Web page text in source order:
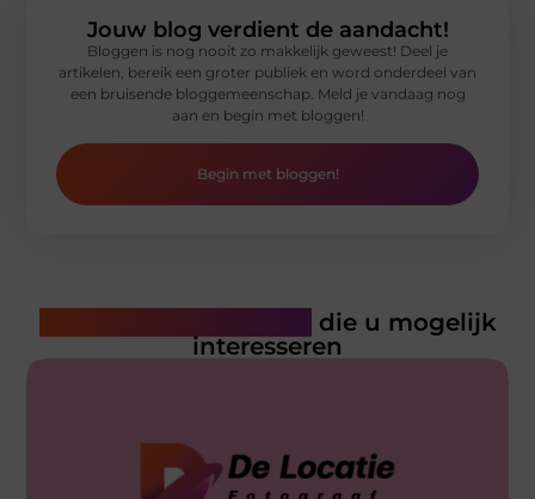
Jouw blog verdient de aandacht!
Bloggen is nog nooit zo makkelijk geweest! Deel je
artikelen, bereik een groter publiek en word onderdeel van
een bruisende bloggemeenschap. Meld je vandaag nog
aan en begin met bloggen!
Begin met bloggen!
die u mogelijk
interesseren